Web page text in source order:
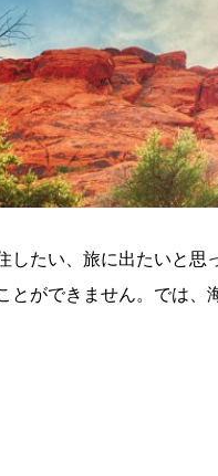
したい、旅に出たいと思
とができません。では、